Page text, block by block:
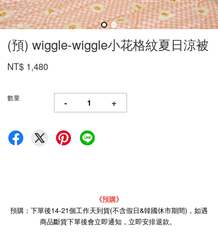
(預) wiggle-wiggle小花格紋夏日涼被
NT$ 1,480
數量 - +
《預購》
預購：下單後14-21個工作天到貨(不含假日&韓國休市期間)，如遇
商品斷貨下單後會立即通知，立即安排退款。